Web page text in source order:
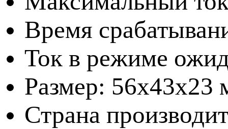
Время
Ток в режиме
Размер: 56х43х23
Страна